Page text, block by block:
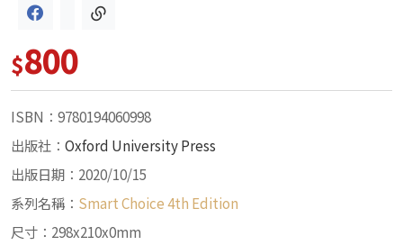
$800
ISBN：9780194060998
出版社： Oxford University Press
出版日期：2020/10/15
系列名稱： Smart Choice 4th Edition
尺寸：298x210x0mm